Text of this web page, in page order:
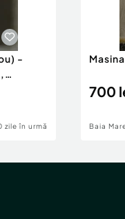
-
zile în urmă
700
Baia